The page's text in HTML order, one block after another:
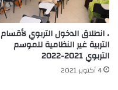
، انطلاق الدخول التربوي لأقسام
التربية غير النظامية للموسم
التربوي 2021-2022
4 أكتوبر 2021